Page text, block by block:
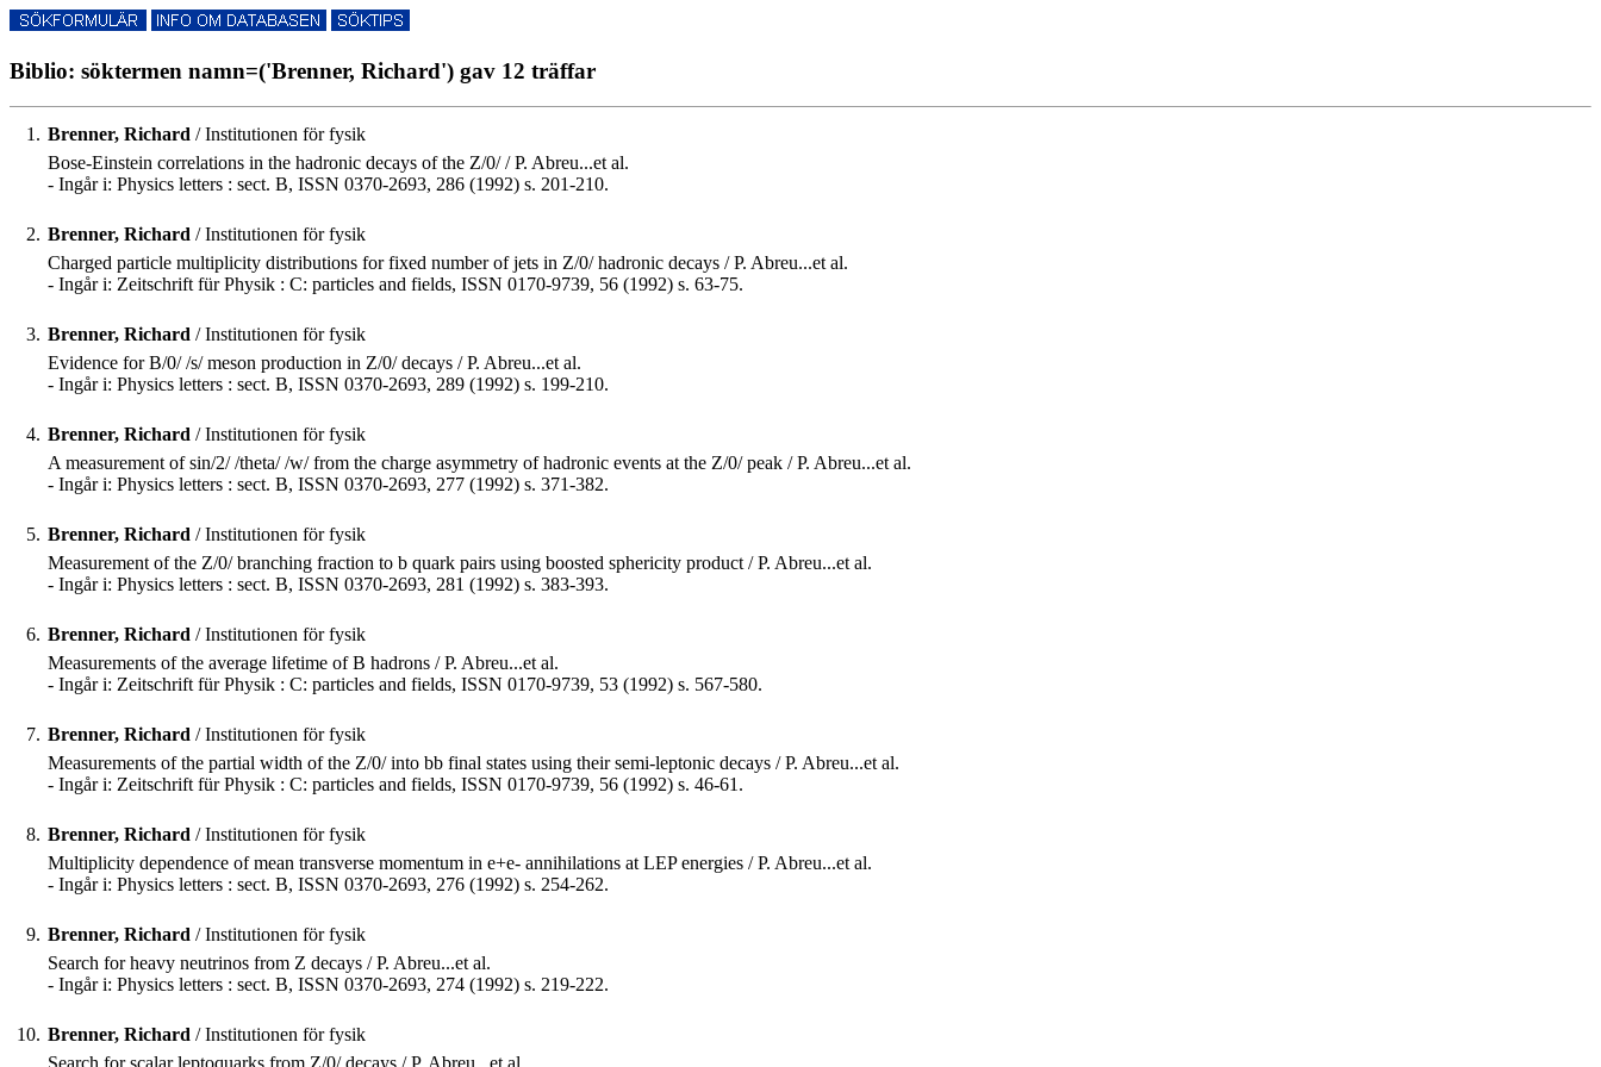
Biblio: söktermen namn=('Brenner, Richard') gav 12 träffar
1. Brenner, Richard / Institutionen för fysik
Bose-Einstein correlations in the hadronic decays of the Z/0/ / P. Abreu...et al.
- Ingår i: Physics letters : sect. B, ISSN 0370-2693, 286 (1992) s. 201-210.
2. Brenner, Richard / Institutionen för fysik
Charged particle multiplicity distributions for fixed number of jets in Z/0/ hadronic decays / P. Abreu...et al.
- Ingår i: Zeitschrift für Physik : C: particles and fields, ISSN 0170-9739, 56 (1992) s. 63-75.
3. Brenner, Richard / Institutionen för fysik
Evidence for B/0/ /s/ meson production in Z/0/ decays / P. Abreu...et al.
- Ingår i: Physics letters : sect. B, ISSN 0370-2693, 289 (1992) s. 199-210.
4. Brenner, Richard / Institutionen för fysik
A measurement of sin/2/ /theta/ /w/ from the charge asymmetry of hadronic events at the Z/0/ peak / P. Abreu...et al.
- Ingår i: Physics letters : sect. B, ISSN 0370-2693, 277 (1992) s. 371-382.
5. Brenner, Richard / Institutionen för fysik
Measurement of the Z/0/ branching fraction to b quark pairs using boosted sphericity product / P. Abreu...et al.
- Ingår i: Physics letters : sect. B, ISSN 0370-2693, 281 (1992) s. 383-393.
6. Brenner, Richard / Institutionen för fysik
Measurements of the average lifetime of B hadrons / P. Abreu...et al.
- Ingår i: Zeitschrift für Physik : C: particles and fields, ISSN 0170-9739, 53 (1992) s. 567-580.
7. Brenner, Richard / Institutionen för fysik
Measurements of the partial width of the Z/0/ into bb final states using their semi-leptonic decays / P. Abreu...et al.
- Ingår i: Zeitschrift für Physik : C: particles and fields, ISSN 0170-9739, 56 (1992) s. 46-61.
8. Brenner, Richard / Institutionen för fysik
Multiplicity dependence of mean transverse momentum in e+e- annihilations at LEP energies / P. Abreu...et al.
- Ingår i: Physics letters : sect. B, ISSN 0370-2693, 276 (1992) s. 254-262.
9. Brenner, Richard / Institutionen för fysik
Search for heavy neutrinos from Z decays / P. Abreu...et al.
- Ingår i: Physics letters : sect. B, ISSN 0370-2693, 274 (1992) s. 219-222.
10. Brenner, Richard / Institutionen för fysik